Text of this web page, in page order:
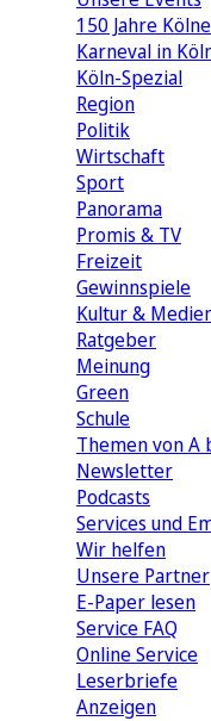
150 Jahre
Karneval in
Köln-Spezial
Region
Politik
Wirtschaft
Sport
Panorama
Promis & TV
Freizeit
Gewinnspiele
Kultur &
Ratgeber
Meinung
Green
Schule
Themen von A
Newsletter
Podcasts
Services und
Wir helfen
Unsere Partner
E-Paper lesen
Service FAQ
Online Service
Leserbriefe
Anzeigen